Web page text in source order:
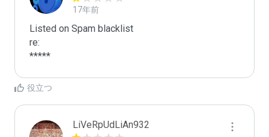
17年前
Listed on Spam blacklist
re:
*****
役立つ
LiVeRpUdLiAn932